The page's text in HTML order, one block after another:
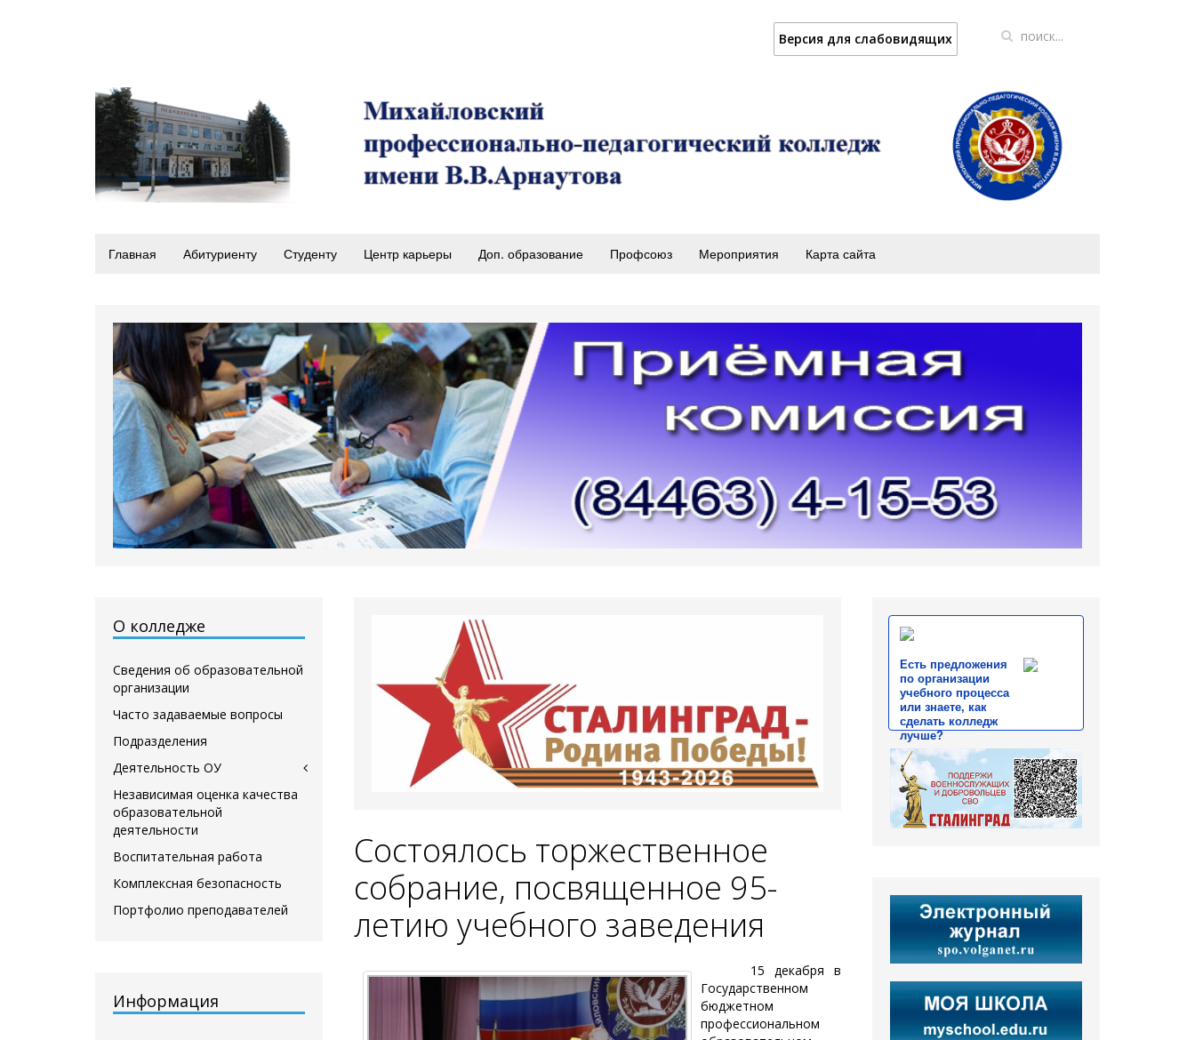
Версия для слабовидящих
Главная Абитуриенту Студенту Центр карьеры Доп. образование Профсоюз Мероприятия Карта сайта
Cостоялось торжественное
собрание, посвященное 95-
летию учебного заведения
15 декабря в
Государственном
бюджетном
профессиональном
О колледже
Сведения об образовательной
организации
Часто задаваемые вопросы
Подразделения
Деятельность ОУ
Независимая оценка качества
образовательной
деятельности
Воспитательная работа
Комплексная безопасность
Портфолио преподавателей
Информация
Есть предложения
по организации
учебного процесса
или знаете, как
сделать колледж
лучше?